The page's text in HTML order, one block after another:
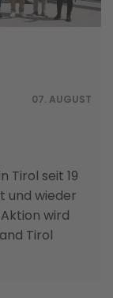
07. AUGUST
Tirol seit 19
und wieder
wird
Tirol